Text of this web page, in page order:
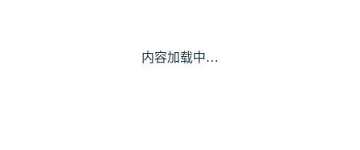
内容加载中…